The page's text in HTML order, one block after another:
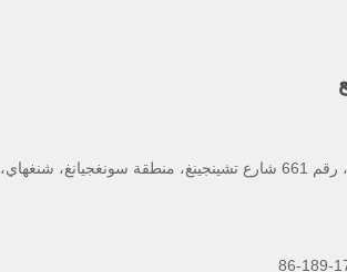
المبنى 13، رقم 661 شارع تشينجينغ، منطقة سونغجيانغ، شنغهاي،
86-189-